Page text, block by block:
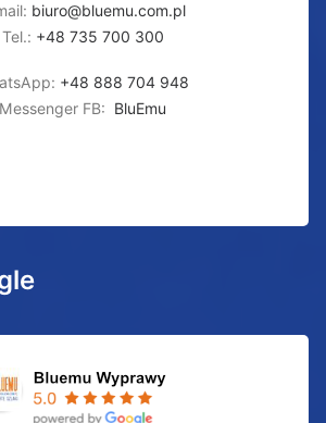
biuro@bluemu.com.pl
Tel.: +48 735 700 300
+48 888 704 948
Messenger FB: BluEmu